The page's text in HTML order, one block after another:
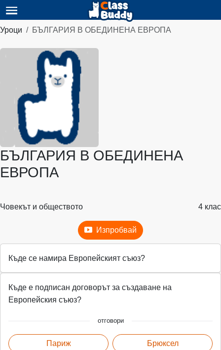
Уроци БЪЛГАРИЯ В ОБЕДИНЕНА ЕВРОПА
БЪЛГАРИЯ В ОБЕДИНЕНА
ЕВРОПА
Човекът и обществото 4 клас
Изпробвай
Къде се намира Европейският съюз?
Къде е подписан договорът за създаване на
Европейския съюз?
отговори
Париж Брюксел